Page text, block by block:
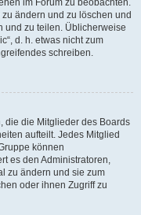
im Forum zu beobachten.
ändern und zu löschen und
und zu teilen. Üblicherweise
d. h. etwas nicht zum
schreiben.
die die Mitglieder des Boards
aufteilt. Jedes Mitglied
können
es den Administratoren,
zu ändern und sie zum
oder ihnen Zugriff zu